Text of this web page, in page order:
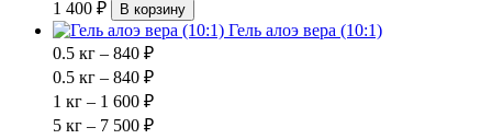
1 400 ₽
В корзину
Гель алоэ вера (10:1)
0.5 кг – 840 ₽
0.5 кг – 840 ₽
1 кг – 1 600 ₽
5 кг – 7 500 ₽